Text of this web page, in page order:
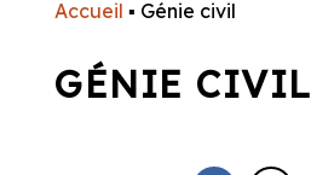
Accueil ▪ Génie civil
GÉNIE CIVIL